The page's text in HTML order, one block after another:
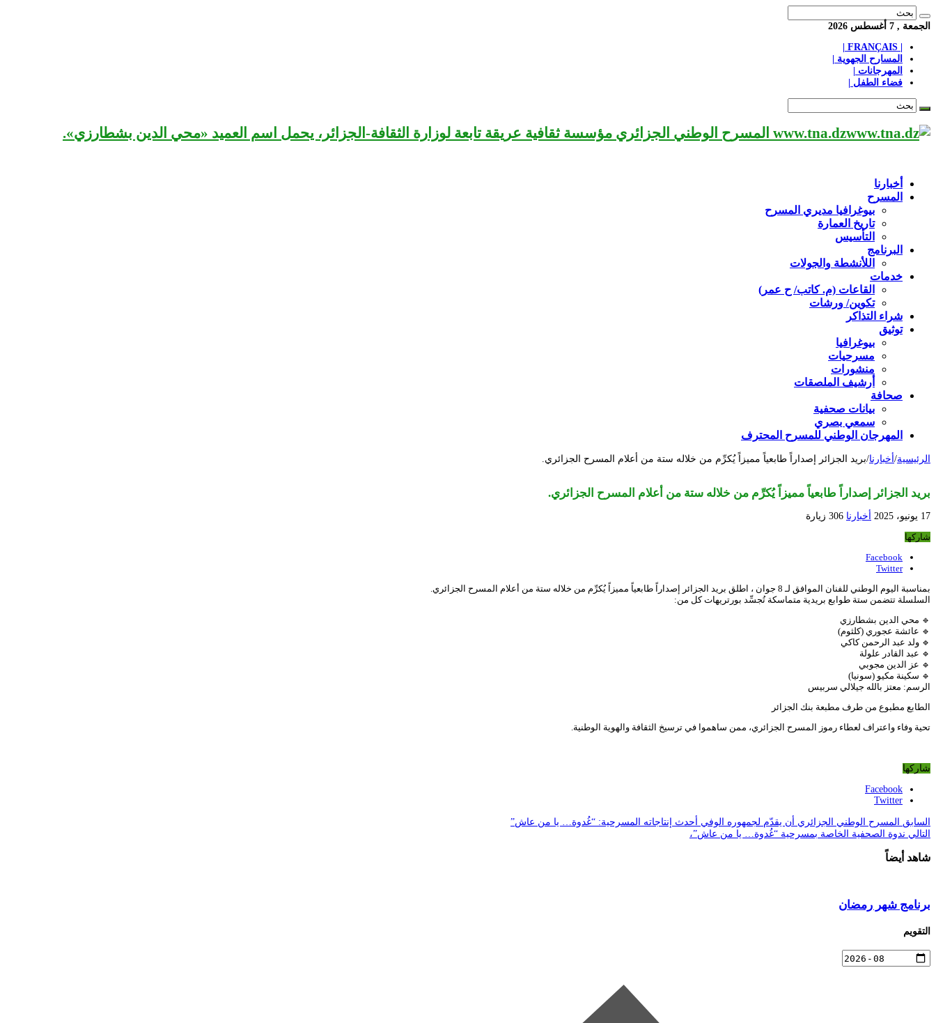
الجمعة , 7 أغسطس 2026
المسارح الجهوية |
المهرجانات |
فضاء الطفل |
www.tna.dz المسرح الوطني الجزائري مؤسسة ثقافية عريقة تابعة لوزارة الثقافة-الجزائر، يحمل اسم العميد «محي الدين بشطارزي».
أخبارنا
المسرح
بيوغرافيا مديري المسرح
تاريخ العمارة
التأسيس
البرنامج
اللأنشطة والجولات
خدمات
القاعات (م. كاتب/ ح عمر)
تكوين/ ورشات
شراء التذاكر
توثيق
بيوغرافيا
مسرحيات
منشورات
أرشيف الملصقات
صحافة
بيانات صحفية
سمعي بصري
المهرجان الوطني للمسرح المحترف
الرئيسية/ أخبارنا/بريد الجزائر إصداراً طابعياً مميزاً يُكرِّم من خلاله ستة من أعلام المسرح الجزائري.
بريد الجزائر إصداراً طابعياً مميزاً يُكرِّم من خلاله ستة من أعلام المسرح الجزائري.
17 يونيو، 2025 أخبارنا 306 زيارة
شاركها
Facebook
Twitter
بمناسبة اليوم الوطني للفنان الموافق لـ 8 جوان ، اطلق بريد الجزائر إصداراً طابعياً مميزاً يُكرِّم من خلاله ستة من أعلام المسرح الجزائري.
السلسلة تتضمن ستة طوابع بريدية متماسكة تُجسِّد بورتريهات كل من:
🔹 محي الدين بشطارزي
🔹 عائشة عجوري (كلثوم)
🔹 ولد عبد الرحمن كاكي
🔹 عبد القادر علولة
🔹 عز الدين مجوبي
🔹 سكينة مكيو (سونيا)
الرسم: معتز بالله جيلالي سربيس
الطابع مطبوع من طرف مطبعة بنك الجزائر
تحية وفاء واعتراف لعطاء رموز المسرح الجزائري، ممن ساهموا في ترسيخ الثقافة والهوية الوطنية.
شاركها
Facebook
Twitter
السابق المسرح الوطني الجزائري أن يقدّم لجمهوره الوفي أحدث إنتاجاته المسرحية: “غُدوة… يا من عاش”
التالي ندوة الصحفية الخاصة بمسرحية “غُدوة… يا من عاش”،
شاهد أيضاً
برنامج شهر رمضان
التقويم